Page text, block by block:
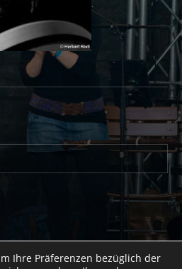
Ihre Präferenzen bezüglich der